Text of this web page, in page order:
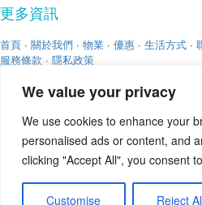
We value your privacy
We use cookies to enhance your
personalised ads or content, and
clicking "Accept All", you consent
Customise Reject
更多資訊
首頁 · 關於我們 · 物業 · 優惠 · 生活方式 ·
服務條款 · 隱私政策
版權 © 2026Zekkei Collection